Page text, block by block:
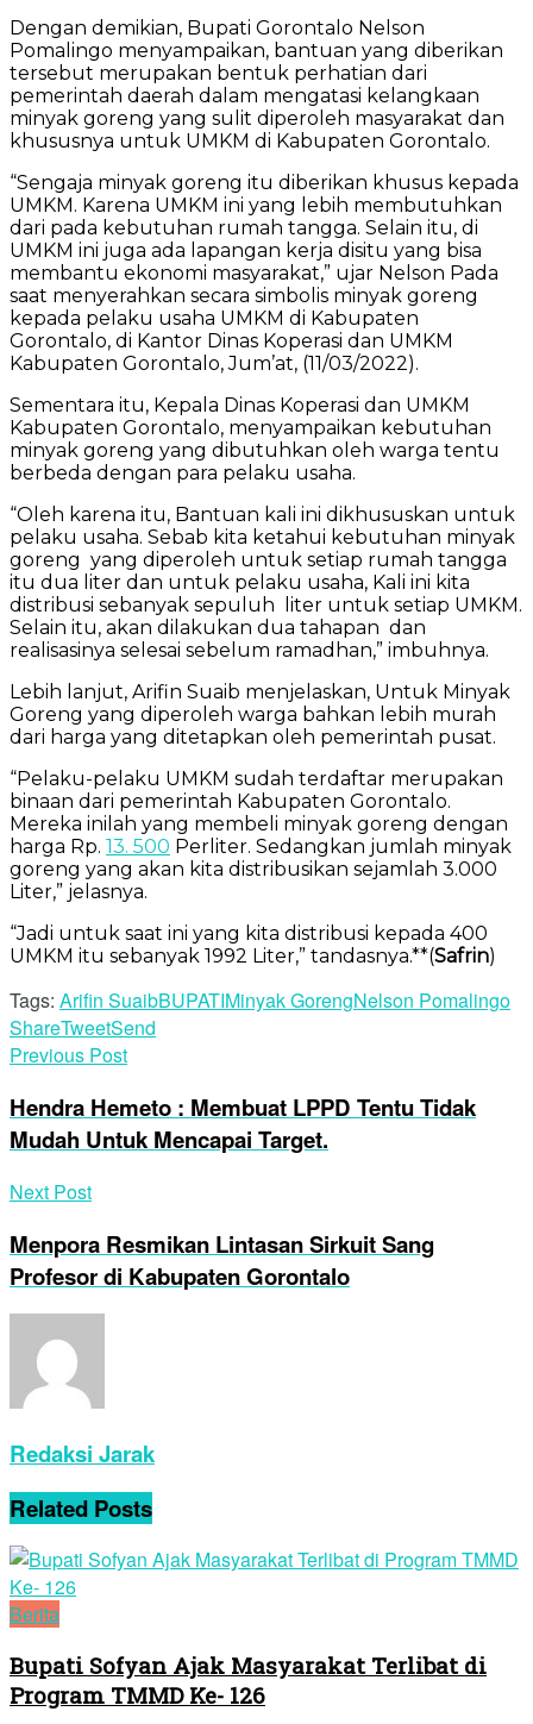
Dengan demikian, Bupati Gorontalo Nelson
Pomalingo menyampaikan, bantuan yang diberikan
tersebut merupakan bentuk perhatian dari
pemerintah daerah dalam mengatasi kelangkaan
minyak goreng yang sulit diperoleh masyarakat dan
khususnya untuk UMKM di Kabupaten Gorontalo.
“Sengaja minyak goreng itu diberikan khusus kepada
UMKM. Karena UMKM ini yang lebih membutuhkan
dari pada kebutuhan rumah tangga. Selain itu, di
UMKM ini juga ada lapangan kerja disitu yang bisa
membantu ekonomi masyarakat,” ujar Nelson Pada
saat menyerahkan secara simbolis minyak goreng
kepada pelaku usaha UMKM di Kabupaten
Gorontalo, di Kantor Dinas Koperasi dan UMKM
Kabupaten Gorontalo, Jum’at, (11/03/2022).
Sementara itu, Kepala Dinas Koperasi dan UMKM
Kabupaten Gorontalo, menyampaikan kebutuhan
minyak goreng yang dibutuhkan oleh warga tentu
berbeda dengan para pelaku usaha.
“Oleh karena itu, Bantuan kali ini dikhususkan untuk
pelaku usaha. Sebab kita ketahui kebutuhan minyak
goreng yang diperoleh untuk setiap rumah tangga
itu dua liter dan untuk pelaku usaha, Kali ini kita
distribusi sebanyak sepuluh liter untuk setiap UMKM.
Selain itu, akan dilakukan dua tahapan dan
realisasinya selesai sebelum ramadhan,” imbuhnya.
Lebih lanjut, Arifin Suaib menjelaskan, Untuk Minyak
Goreng yang diperoleh warga bahkan lebih murah
dari harga yang ditetapkan oleh pemerintah pusat.
“Pelaku-pelaku UMKM sudah terdaftar merupakan
binaan dari pemerintah Kabupaten Gorontalo.
Mereka inilah yang membeli minyak goreng dengan
harga Rp. 13. 500 Perliter. Sedangkan jumlah minyak
goreng yang akan kita distribusikan sejamlah 3.000
Liter,” jelasnya.
“Jadi untuk saat ini yang kita distribusi kepada 400
UMKM itu sebanyak 1992 Liter,” tandasnya.**(Safrin)
Tags: Arifin SuaibBUPATIMinyak GorengNelson Pomalingo
ShareTweetSend
Previous Post
Hendra Hemeto : Membuat LPPD Tentu Tidak
Mudah Untuk Mencapai Target.
Next Post
Menpora Resmikan Lintasan Sirkuit Sang
Profesor di Kabupaten Gorontalo
Redaksi Jarak
Related Posts
Berita
Bupati Sofyan Ajak Masyarakat Terlibat di
Program TMMD Ke- 126